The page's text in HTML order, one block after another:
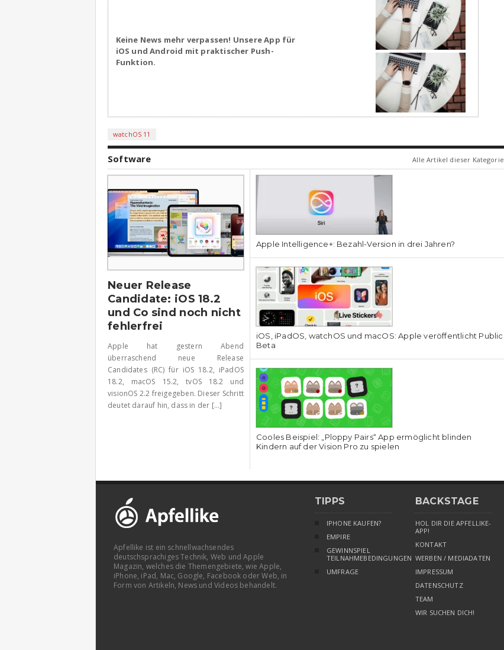
Keine News mehr verpassen! Unsere App für
iOS und Android mit praktischer Push-
Funktion.
watchOS 11
Software Alle Artikel dieser Kategorie
Neuer Release
Candidate: iOS 18.2
und Co sind noch nicht
fehlerfrei
Apple hat gestern Abend
überraschend neue Release
Candidates (RC) für iOS 18.2, iPadOS
18.2, macOS 15.2, tvOS 18.2 und
visionOS 2.2 freigegeben. Dieser Schritt
deutet darauf hin, dass in der [...]
Apple Intelligence+: Bezahl-Version in drei Jahren?
iOS, iPadOS, watchOS und macOS: Apple veröffentlicht Public
Beta
Cooles Beispiel: „Ploppy Pairs“ App ermöglicht blinden
Kindern auf der Vision Pro zu spielen
Apfellike ist ein schnellwachsendes
deutschsprachiges Technik, Web und Apple
Magazin, welches die Themengebiete, wie Apple,
iPhone, iPad, Mac, Google, Facebook oder Web, in
Form von Artikeln, News und Videos behandelt.
TIPPS
IPHONE KAUFEN?
EMPIRE
GEWINNSPIEL
TEILNAHMEBEDINGUNGEN
UMFRAGE
BACKSTAGE
HOL DIR DIE APFELLIKE-
APP!
KONTAKT
WERBEN / MEDIADATEN
IMPRESSUM
DATENSCHUTZ
TEAM
WIR SUCHEN DICH!